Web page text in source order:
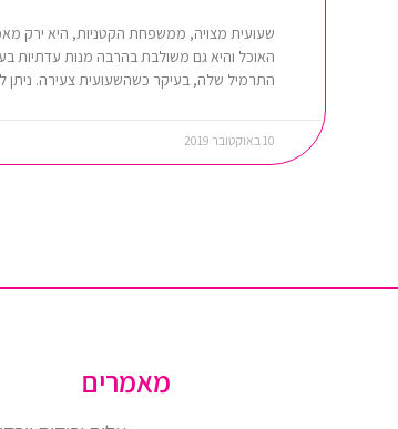
שעועית מצויה, ממשפחת הקטניות, היא ירק
האוכל והיא גם משולבת בהרבה מנות עדתיות
התרמיל שלה, בעיקר כשהשעועית צעירה. ניתן
10 באוקטובר 2019
מאמרים